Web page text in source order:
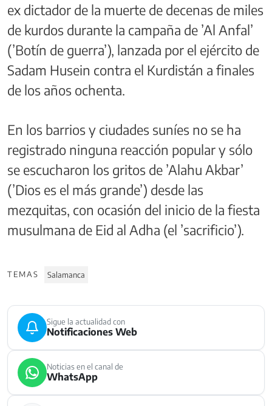
ex dictador de la muerte de decenas de miles
de kurdos durante la campaña de ’Al Anfal’
(’Botín de guerra’), lanzada por el ejército de
Sadam Husein contra el Kurdistán a finales
de los años ochenta.
En los barrios y ciudades suníes no se ha
registrado ninguna reacción popular y sólo
se escucharon los gritos de ’Alahu Akbar’
(’Dios es el más grande’) desde las
mezquitas, con ocasión del inicio de la fiesta
musulmana de Eid al Adha (el ’sacrificio’).
TEMAS Salamanca
Sigue la actualidad con
Notificaciones Web
Noticias en el canal de
WhatsApp